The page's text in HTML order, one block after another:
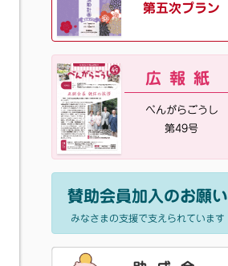
第五次プラン
広報紙
べんがらごうし
第49号
賛助会員加入のお願い
みなさまの支援で支えられています